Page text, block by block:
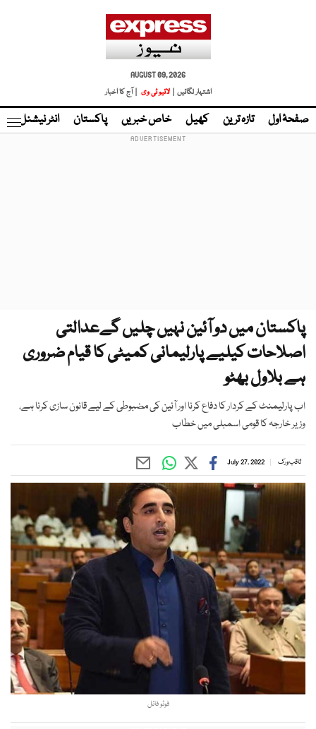
AUGUST 09, 2026
اشتہار لگائیں |
لائیو ٹی وی | آج کا اخبار
صفحۂ اول تازہ ترین کھیل خاص خبریں پاکستان انٹر نیشنل
پاکستان میں دو آئین نہیں چلیں گےعدالتی
اصلاحات کیلیے پارلیمانی کمیٹی کا قیام ضروری
ہے بلاول بھٹو
اب پارلیمنٹ کے کردار کا دفاع کرنا اور آئین کی مضبوطی کے لیے قانون سازی کرنا ہے،
وزیر خارجہ کا قومی اسمبلی میں خطاب
ثاقب ورک July 27, 2022
فوٹو فائل